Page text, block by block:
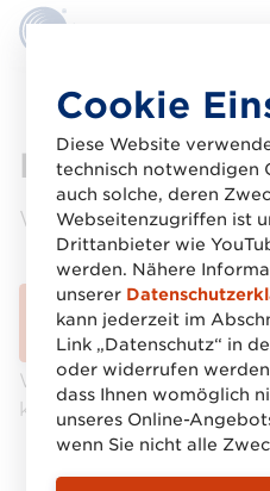
Inhalt
Kurzinfo GS1
Wissenswertes zu
Download
Wenn der Download
klicken Sie bitte auf den
Cookie
Diese Website
technisch notwendigen
auch solche, deren
Webseitenzugriffen ist
Drittanbieter wie
werden. Nähere
unserer
kann jederzeit im
Link „Datenschutz“ in
oder widerrufen
dass Ihnen womöglich
unseres Online-
wenn Sie nicht alle